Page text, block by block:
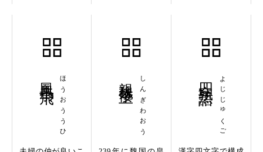
ほうおううひ しんぎわおう よじじゅくご